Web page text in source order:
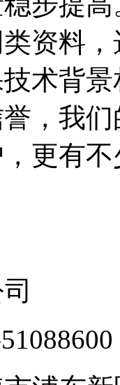
资料
术背
，我
更有